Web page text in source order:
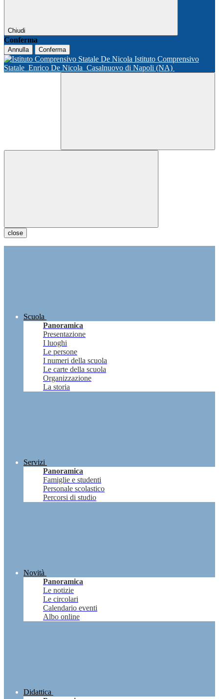
Chiudi
Conferma
Annulla Conferma
Istituto Comprensivo
Statale Enrico De Nicola Casalnuovo di Napoli (NA)
close
Scuola
Panoramica
Presentazione
I luoghi
Le persone
I numeri della scuola
Le carte della scuola
Organizzazione
La storia
Servizi
Panoramica
Famiglie e studenti
Personale scolastico
Percorsi di studio
Novità
Panoramica
Le notizie
Le circolari
Calendario eventi
Albo online
Didattica